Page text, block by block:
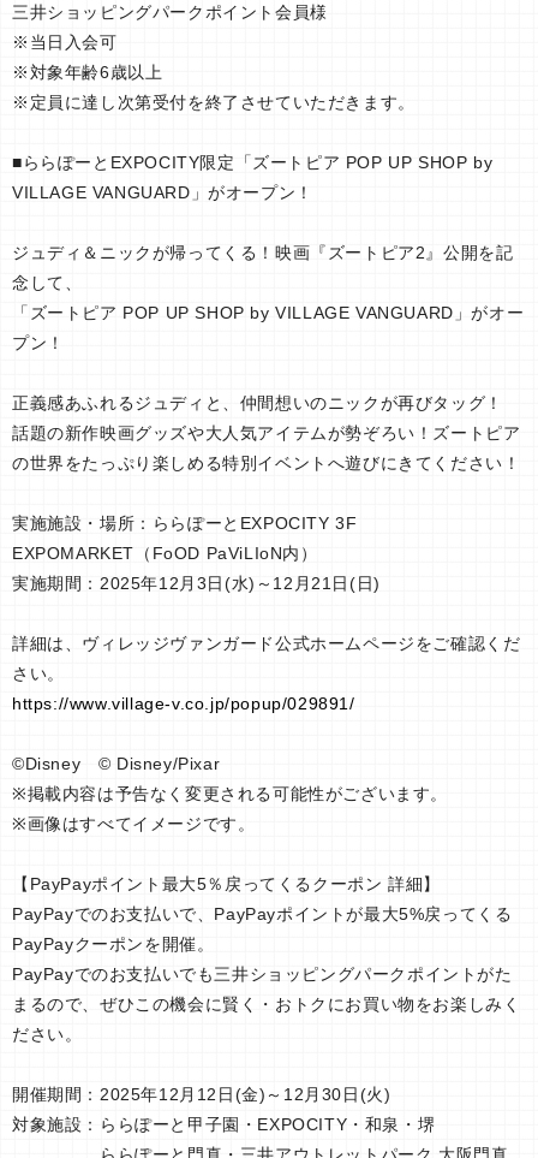
三井ショッピングパークポイント会員様
※当日入会可
※対象年齢6歳以上
※定員に達し次第受付を終了させていただきます。
■ららぽーとEXPOCITY限定「ズートピア POP UP SHOP by
VILLAGE VANGUARD」がオープン！
ジュディ＆ニックが帰ってくる！映画『ズートピア2』公開を記
念して、
「ズートピア POP UP SHOP by VILLAGE VANGUARD」がオー
プン！
正義感あふれるジュディと、仲間想いのニックが再びタッグ！
話題の新作映画グッズや大人気アイテムが勢ぞろい！ズートピア
の世界をたっぷり楽しめる特別イベントへ遊びにきてください！
実施施設・場所：ららぽーとEXPOCITY 3F
EXPOMARKET（FoOD PaViLIoN内）
実施期間：2025年12月3日(水)～12月21日(日)
詳細は、ヴィレッジヴァンガード公式ホームページをご確認くだ
さい。
https://www.village-v.co.jp/popup/029891/
©Disney © Disney/Pixar
※掲載内容は予告なく変更される可能性がございます。
※画像はすべてイメージです。
【PayPayポイント最大5％戻ってくるクーポン 詳細】
PayPayでのお支払いで、PayPayポイントが最大5%戻ってくる
PayPayクーポンを開催。
PayPayでのお支払いでも三井ショッピングパークポイントがた
まるので、ぜひこの機会に賢く・おトクにお買い物をお楽しみく
ださい。
開催期間：2025年12月12日(金)～12月30日(火)
対象施設：ららぽーと甲子園・EXPOCITY・和泉・堺